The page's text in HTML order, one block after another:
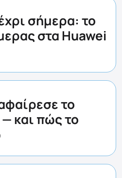
σήμερα: το
στα Huawei
το
και πώς το